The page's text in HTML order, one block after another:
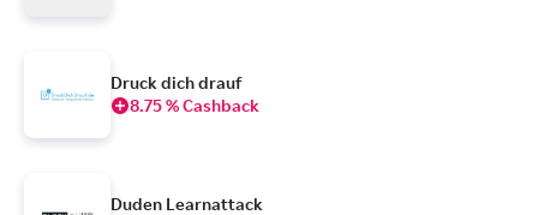
Druck dich drauf
8.75 % Cashback
Duden Learnattack